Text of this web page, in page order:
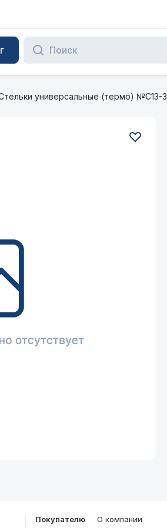
универсальные (термо) №С13-3
Покупателю О компании